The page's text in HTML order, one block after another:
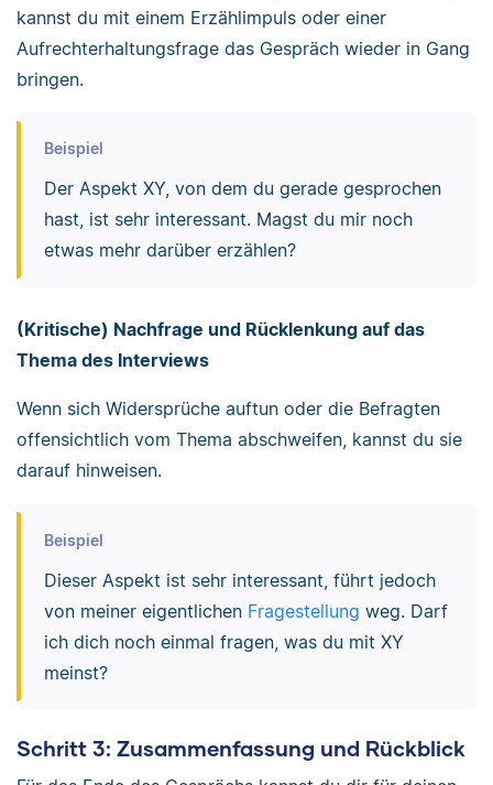
kannst du mit einem Erzählimpuls oder einer
Aufrechterhaltungsfrage das Gespräch wieder in Gang
bringen.
Beispiel
Der Aspekt XY, von dem du gerade gesprochen
hast, ist sehr interessant. Magst du mir noch
etwas mehr darüber erzählen?
(Kritische) Nachfrage und Rücklenkung auf das
Thema des Interviews
Wenn sich Widersprüche auftun oder die Befragten
offensichtlich vom Thema abschweifen, kannst du sie
darauf hinweisen.
Beispiel
Dieser Aspekt ist sehr interessant, führt jedoch
von meiner eigentlichen Fragestellung weg. Darf
ich dich noch einmal fragen, was du mit XY
meinst?
Schritt 3: Zusammenfassung und Rückblick